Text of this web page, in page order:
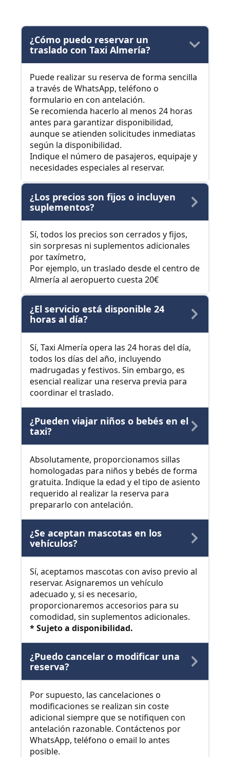
¿Cómo puedo reservar un
traslado con Taxi Almería?
Puede realizar su reserva de forma sencilla
a través de WhatsApp, teléfono o
formulario en con antelación.
Se recomienda hacerlo al menos 24 horas
antes para garantizar disponibilidad,
aunque se atienden solicitudes inmediatas
según la disponibilidad.
Indique el número de pasajeros, equipaje y
necesidades especiales al reservar.
¿Los precios son fijos o incluyen
suplementos?
Sí, todos los precios son cerrados y fijos,
sin sorpresas ni suplementos adicionales
por taxímetro,
Por ejemplo, un traslado desde el centro de
Almería al aeropuerto cuesta 20€
¿El servicio está disponible 24
horas al día?
Sí, Taxi Almería opera las 24 horas del día,
todos los días del año, incluyendo
madrugadas y festivos. Sin embargo, es
esencial realizar una reserva previa para
coordinar el traslado.
¿Pueden viajar niños o bebés en el
taxi?
Absolutamente, proporcionamos sillas
homologadas para niños y bebés de forma
gratuita. Indique la edad y el tipo de asiento
requerido al realizar la reserva para
prepararlo con antelación.
¿Se aceptan mascotas en los
vehículos?
Sí, aceptamos mascotas con aviso previo al
reservar. Asignaremos un vehículo
adecuado y, si es necesario,
proporcionaremos accesorios para su
comodidad, sin suplementos adicionales.
* Sujeto a disponibilidad.
¿Puedo cancelar o modificar una
reserva?
Por supuesto, las cancelaciones o
modificaciones se realizan sin coste
adicional siempre que se notifiquen con
antelación razonable. Contáctenos por
WhatsApp, teléfono o email lo antes
posible.